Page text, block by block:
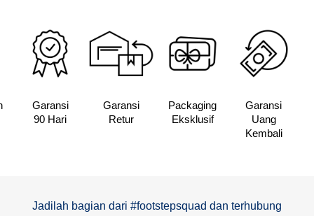
Garansi
90 Hari
Garansi
Retur
Packaging
Eksklusif
Garansi
Uang
Kembali
Jadilah bagian dari #footstepsquad dan terhubung